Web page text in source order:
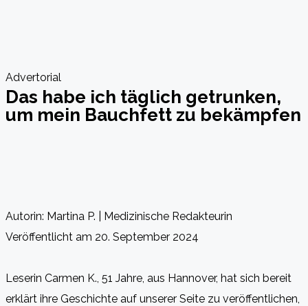
Advertorial
Das habe ich täglich getrunken,
um mein Bauchfett zu bekämpfen
Autorin: Martina P. | Medizinische Redakteurin
Veröffentlicht am 20. September 2024
Leserin Carmen K., 51 Jahre, aus Hannover, hat sich bereit
erklärt ihre Geschichte auf unserer Seite zu veröffentlichen,